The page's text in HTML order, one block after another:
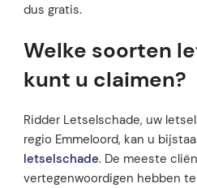
dus gratis.
Welke soorten
kunt u claimen?
Ridder Letselschade, uw
regio Emmeloord, kan u
letselschade. De meeste
vertegenwoordigen hebben